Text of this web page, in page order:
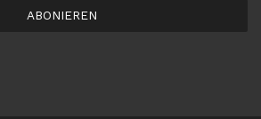
ABONIEREN